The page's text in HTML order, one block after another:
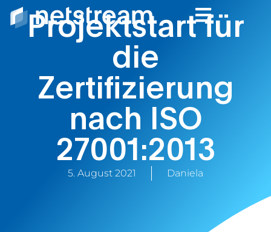
Projektstart für
die
Zertifizierung
nach ISO
27001:2013
5. August 2021 Daniela